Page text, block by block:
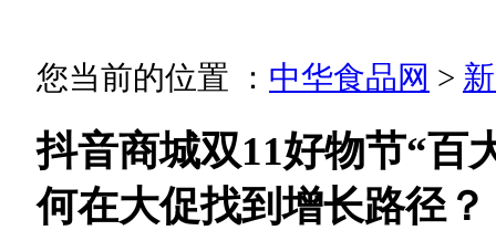
您当前的位置 ： 中华食品网 >
抖音商城双11好物节“百
何在大促找到增长路径？